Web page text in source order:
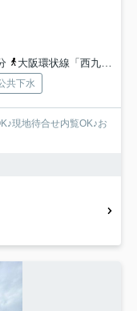
大阪環状線「西九条」駅 徒歩8分
共下水
現地待合せ内覧OK♪お